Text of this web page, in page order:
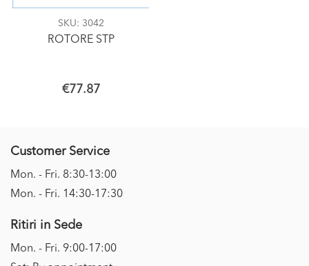
SKU: 3042
ROTORE STP
€77.87
Customer Service
Mon. - Fri. 8:30-13:00
Mon. - Fri. 14:30-17:30
Ritiri in Sede
Mon. - Fri. 9:00-17:00